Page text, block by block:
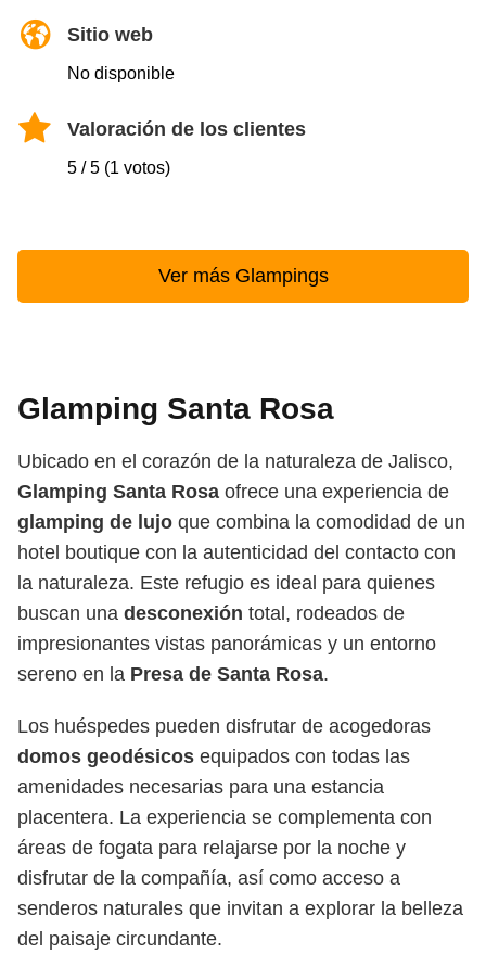
Sitio web
No disponible
Valoración de los clientes
5 / 5 (1 votos)
Ver más Glampings
Glamping Santa Rosa
Ubicado en el corazón de la naturaleza de Jalisco,
Glamping Santa Rosa ofrece una experiencia de
glamping de lujo que combina la comodidad de un
hotel boutique con la autenticidad del contacto con
la naturaleza. Este refugio es ideal para quienes
buscan una desconexión total, rodeados de
impresionantes vistas panorámicas y un entorno
sereno en la Presa de Santa Rosa.
Los huéspedes pueden disfrutar de acogedoras
domos geodésicos equipados con todas las
amenidades necesarias para una estancia
placentera. La experiencia se complementa con
áreas de fogata para relajarse por la noche y
disfrutar de la compañía, así como acceso a
senderos naturales que invitan a explorar la belleza
del paisaje circundante.